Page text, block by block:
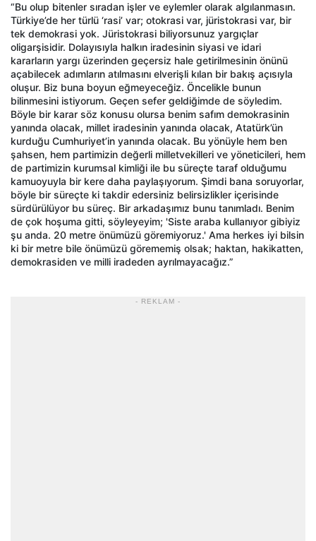
“Bu olup bitenler sıradan işler ve eylemler olarak algılanmasın.
Türkiye’de her türlü ‘rasi’ var; otokrasi var, jüristokrasi var, bir
tek demokrasi yok. Jüristokrasi biliyorsunuz yargıçlar
oligarşisidir. Dolayısıyla halkın iradesinin siyasi ve idari
kararların yargı üzerinden geçersiz hale getirilmesinin önünü
açabilecek adımların atılmasını elverişli kılan bir bakış açısıyla
oluşur. Biz buna boyun eğmeyeceğiz. Öncelikle bunun
bilinmesini istiyorum. Geçen sefer geldiğimde de söyledim.
Böyle bir karar söz konusu olursa benim safım demokrasinin
yanında olacak, millet iradesinin yanında olacak, Atatürk’ün
kurduğu Cumhuriyet’in yanında olacak. Bu yönüyle hem ben
şahsen, hem partimizin değerli milletvekilleri ve yöneticileri, hem
de partimizin kurumsal kimliği ile bu süreçte taraf olduğumu
kamuoyuyla bir kere daha paylaşıyorum. Şimdi bana soruyorlar,
böyle bir süreçte ki takdir edersiniz belirsizlikler içerisinde
sürdürülüyor bu süreç. Bir arkadaşımız bunu tanımladı. Benim
de çok hoşuma gitti, söyleyeyim; 'Siste araba kullanıyor gibiyiz
şu anda. 20 metre önümüzü göremiyoruz.' Ama herkes iyi bilsin
ki bir metre bile önümüzü görememiş olsak; haktan, hakikatten,
demokrasiden ve milli iradeden ayrılmayacağız.”
- REKLAM -